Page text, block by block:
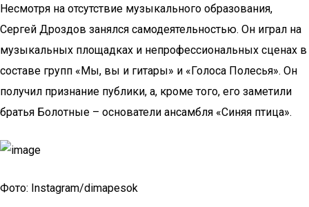
Несмотря на отсутствие музыкального образования,
Сергей Дроздов занялся самодеятельностью. Он играл на
музыкальных площадках и непрофессиональных сценах в
составе групп «Мы, вы и гитары» и «Голоса Полесья». Он
получил признание публики, а, кроме того, его заметили
братья Болотные – основатели ансамбля «Синяя птица».
Фото: Instagram/dimapesok